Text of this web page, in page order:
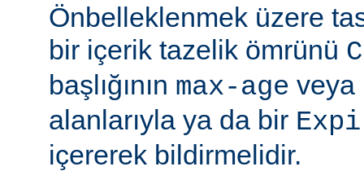
Önbelleklenmek üzere
bir içerik tazelik ömrünü
başlığının max-age veya
alanlarıyla ya da bir
içererek bildirmelidir.